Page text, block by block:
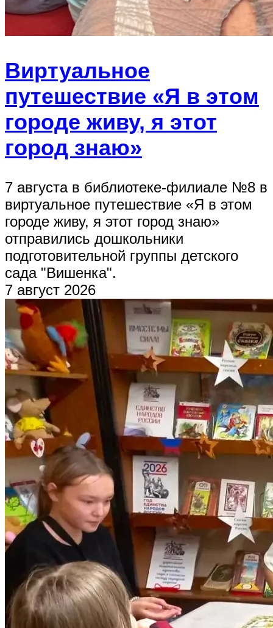
Виртуальное
путешествие «Я в этом
городе живу, я этот
город знаю»
7 августа в библиотеке-филиале №8 в
виртуальное путешествие «Я в этом
городе живу, я этот город знаю»
отправились дошкольники
подготовительной группы детского
сада "Вишенка".
7 август 2026